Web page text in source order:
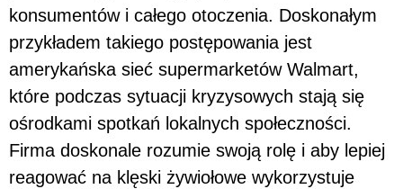
konsumentów i całego otoczenia. Doskonałym
przykładem takiego postępowania jest
amerykańska sieć supermarketów Walmart,
które podczas sytuacji kryzysowych stają się
ośrodkami spotkań lokalnych społeczności.
Firma doskonale rozumie swoją rolę i aby lepiej
reagować na klęski żywiołowe wykorzystuje